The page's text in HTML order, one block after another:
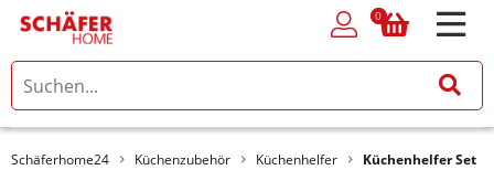
0
0
Schäferhome24 Küchenzubehör Küchenhelfer Küchenhelfer Set